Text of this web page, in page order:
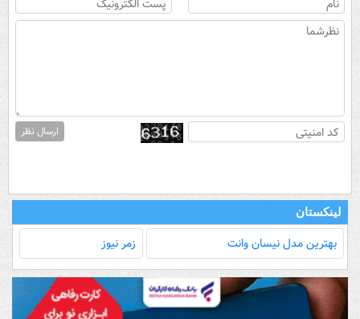
ارسال نظر
لینکستان
بهترین مدل‌ نیسان وانت زمر نیوز